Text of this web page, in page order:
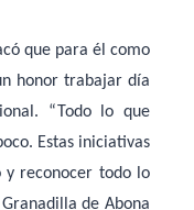
que para él como
honor trabajar día
“Todo lo que
Estas iniciativas
y reconocer todo lo
de Abona